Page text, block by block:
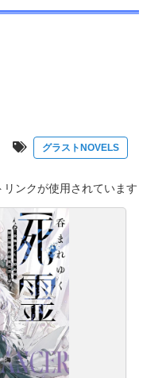
グラストNOVELS
ンクが使用されています